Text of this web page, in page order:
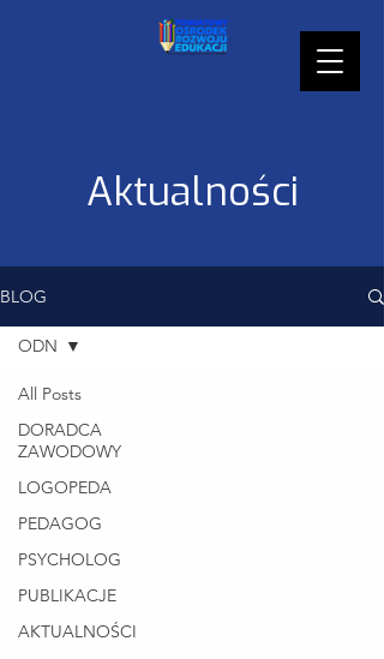
Aktualności
BLOG
All Posts
DORADCA
ZAWODOWY
LOGOPEDA
PEDAGOG
PSYCHOLOG
PUBLIKACJE
AKTUALNOŚCI
ODN